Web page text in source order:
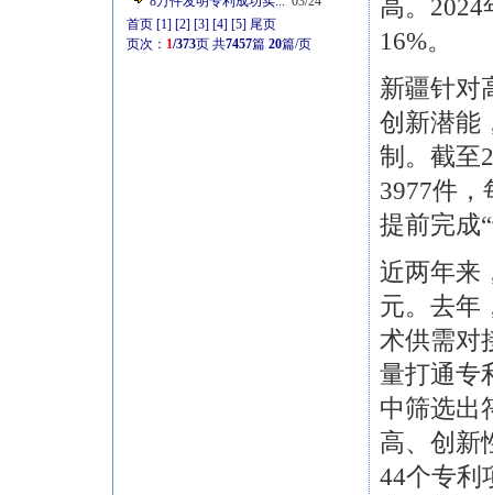
首页 [1] [2] [3] [4] [5] 尾页
页次： 1/373页 共7457篇 20篇/页
高。
16%。
新疆针对
创新潜能
制。截至
3977件
提前完成
近两年来
元。去年
术供需对
量打通专
中筛选出
高、创新
44个专利